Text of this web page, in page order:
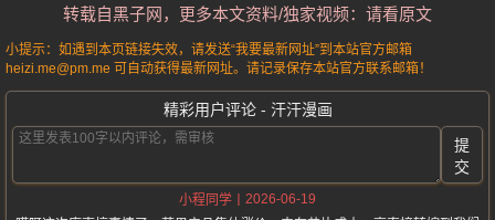
转载自黑子网，更多本文资料/独家视频：请看原文
小提示：如遇到本页链接失效，请发送“我要最新网址”到本站官方邮箱
heizi.me@pm.me 可自动获得最新网址。请记录保存本站官方联系邮箱！
精彩用户评论 - 汗汗漫画
提
交
小程同学
2026-06-19